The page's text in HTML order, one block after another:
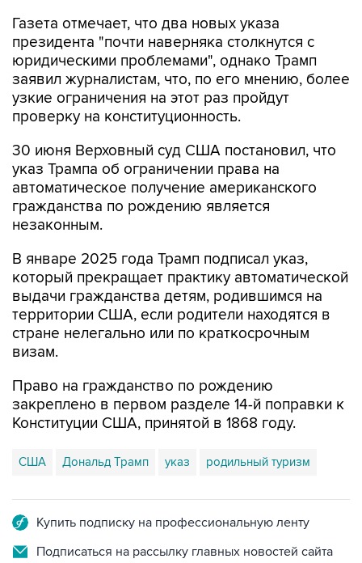
Газета отмечает, что два новых указа
президента "почти наверняка столкнутся с
юридическими проблемами", однако Трамп
заявил журналистам, что, по его мнению, более
узкие ограничения на этот раз пройдут
проверку на конституционность.
30 июня Верховный суд США постановил, что
указ Трампа об ограничении права на
автоматическое получение американского
гражданства по рождению является
незаконным.
В январе 2025 года Трамп подписал указ,
который прекращает практику автоматической
выдачи гражданства детям, родившимся на
территории США, если родители находятся в
стране нелегально или по краткосрочным
визам.
Право на гражданство по рождению
закреплено в первом разделе 14-й поправки к
Конституции США, принятой в 1868 году.
США Дональд Трамп указ родильный туризм
Купить подписку на профессиональную ленту
Подписаться на рассылку главных новостей сайта